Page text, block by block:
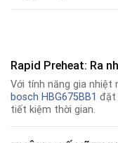
Rapid Preheat: Ra
Với tính năng gia nhiệt
bosch HBG675BB1 đặt
tiết kiệm thời gian.